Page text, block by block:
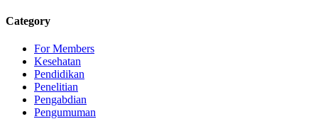
Category
For Members
Kesehatan
Pendidikan
Penelitian
Pengabdian
Pengumuman